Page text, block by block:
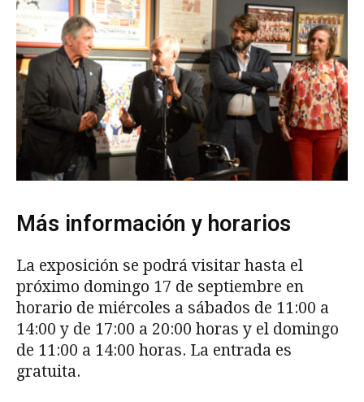
Más información y horarios
La exposición se podrá visitar hasta el
próximo domingo 17 de septiembre en
horario de miércoles a sábados de 11:00 a
14:00 y de 17:00 a 20:00 horas y el domingo
de 11:00 a 14:00 horas. La entrada es
gratuita.